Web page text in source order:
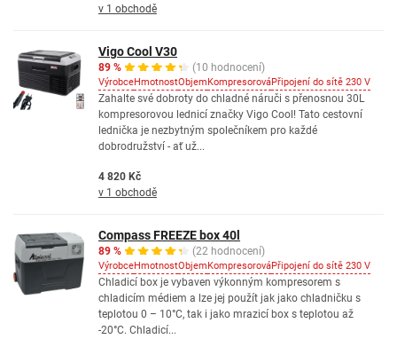
v 1 obchodě
Vigo Cool V30
89 % (10 hodnocení)
VýrobceHmotnostObjemKompresorováPřipojení do sítě 230 V
Zahalte své dobroty do chladné náruči s přenosnou 30L
kompresorovou lednicí značky Vigo Cool! Tato cestovní
lednička je nezbytným společníkem pro každé
dobrodružství - ať už...
4 820 Kč
v 1 obchodě
Compass FREEZE box 40l
89 % (22 hodnocení)
VýrobceHmotnostObjemKompresorováPřipojení do sítě 230 V
Chladicí box je vybaven výkonným kompresorem s
chladicím médiem a lze jej použít jak jako chladničku s
teplotou 0 – 10°C, tak i jako mrazicí box s teplotou až
-20°C. Chladicí...